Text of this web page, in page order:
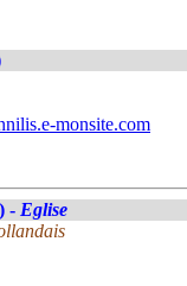
monsite.com
- Eglise